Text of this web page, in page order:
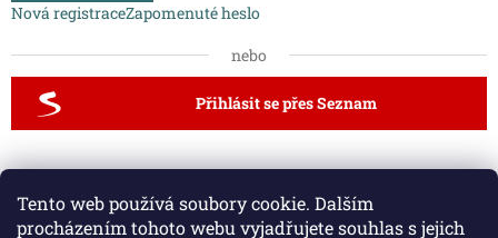
Tento web používá soubory cookie. Dalším
procházením tohoto webu vyjadřujete souhlas s jejich
Nová registraceZapomenuté heslo
nebo
Přihlásit se přes Seznam
Půdní schody a zábradlí